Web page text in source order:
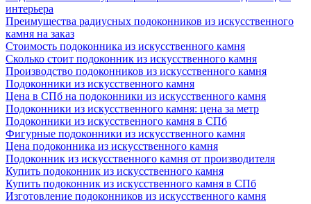
интерьера
Преимущества радиусных подоконников из искусственного
камня на заказ
Стоимость подоконника из искусственного камня
Сколько стоит подоконник из искусственного камня
Производство подоконников из искусственного камня
Подоконники из искусственного камня
Цена в СПб на подоконники из искусственного камня
Подоконники из искусственного камня: цена за метр
Подоконники из искусственного камня в СПб
Фигурные подоконники из искусственного камня
Цена подоконника из искусственного камня
Подоконник из искусственного камня от производителя
Купить подоконник из искусственного камня
Купить подоконник из искусственного камня в СПб
Изготовление подоконников из искусственного камня